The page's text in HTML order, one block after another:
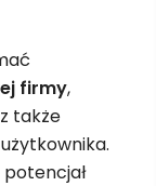
firmy,
także